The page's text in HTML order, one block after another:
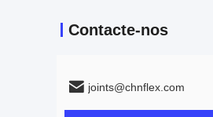
Contacte-nos
joints@chnflex.com